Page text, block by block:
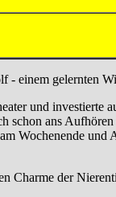
gelernten
und
ans
Wochenende
Charme der